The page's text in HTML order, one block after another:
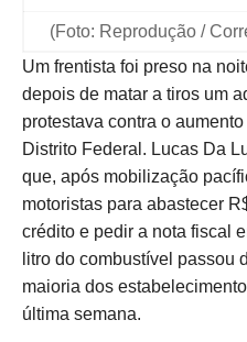
(Foto: Reprodução /
Um frentista foi preso na
depois de matar a tiros um
protestava contra o
Distrito Federal. Lucas Da
que, após mobilização
motoristas para abastecer
crédito e pedir a nota fiscal
litro do combustível passou
maioria dos
última semana.